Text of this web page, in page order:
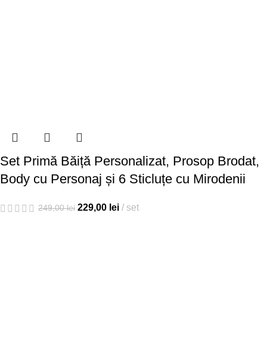
Set Primă Băiță Personalizat, Prosop Brodat,
Body cu Personaj și 6 Sticluțe cu Mirodenii
249,00lei 229,00 lei set